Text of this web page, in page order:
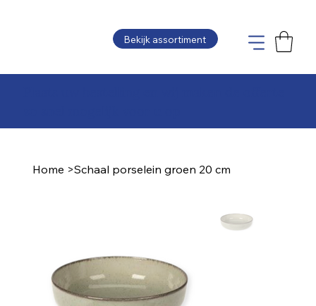
Bekijk assortiment
Home >Schaal porselein groen 20 cm